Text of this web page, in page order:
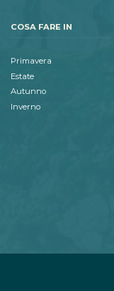
COSA FARE IN
Primavera
Estate
Autunno
Inverno